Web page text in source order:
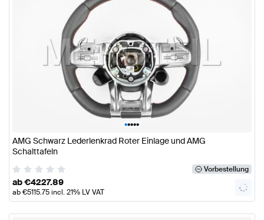
•••••
AMG Schwarz Lederlenkrad Roter Einlage und AMG
Schalttafeln
Vorbestellung
ab€4227.89
ab€5115.75incl. 21% LV VAT